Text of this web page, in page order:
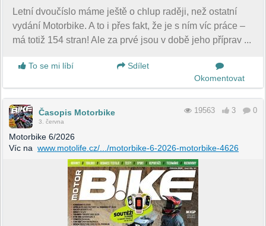
Letní dvoučíslo máme ještě o chlup raději, než ostatní
vydání Motorbike. A to i přes fakt, že je s ním víc práce –
má totiž 154 stran! Ale za prvé jsou v době jeho příprav ...
To se mi líbí
Sdílet
Okomentovat
Časopis Motorbike
3. června
19563 3 0
Motorbike 6/2026
Víc na www.motolife.cz/.../motorbike-6-2026-motorbike-4626